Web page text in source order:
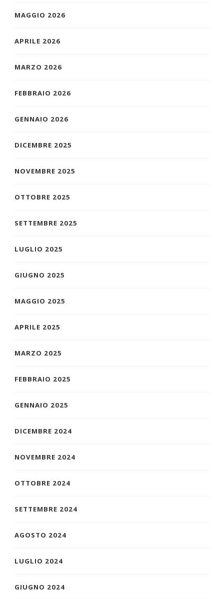
MAGGIO 2026
APRILE 2026
MARZO 2026
FEBBRAIO 2026
GENNAIO 2026
DICEMBRE 2025
NOVEMBRE 2025
OTTOBRE 2025
SETTEMBRE 2025
LUGLIO 2025
GIUGNO 2025
MAGGIO 2025
APRILE 2025
MARZO 2025
FEBBRAIO 2025
GENNAIO 2025
DICEMBRE 2024
NOVEMBRE 2024
OTTOBRE 2024
SETTEMBRE 2024
AGOSTO 2024
LUGLIO 2024
GIUGNO 2024